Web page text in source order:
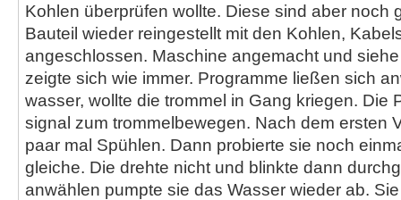
Kohlen überprüfen wollte. Diese sind aber noch
Bauteil wieder reingestellt mit den Kohlen,
angeschlossen. Maschine angemacht und
zeigte sich wie immer. Programme ließen sich
wasser, wollte die trommel in Gang kriegen. Die
signal zum trommelbewegen. Nach dem ersten
paar mal Spühlen. Dann probierte sie noch
gleiche. Die drehte nicht und blinkte dann
anwählen pumpte sie das Wasser wieder ab.